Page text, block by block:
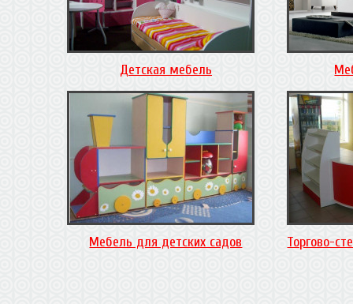
Детская мебель
Мебель для детских садов Торгово-